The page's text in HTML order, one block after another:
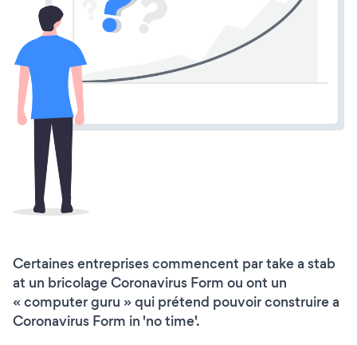
Certaines entreprises commencent par take a stab
at un bricolage Coronavirus Form ou ont un
« computer guru » qui prétend pouvoir construire a
Coronavirus Form in 'no time'.